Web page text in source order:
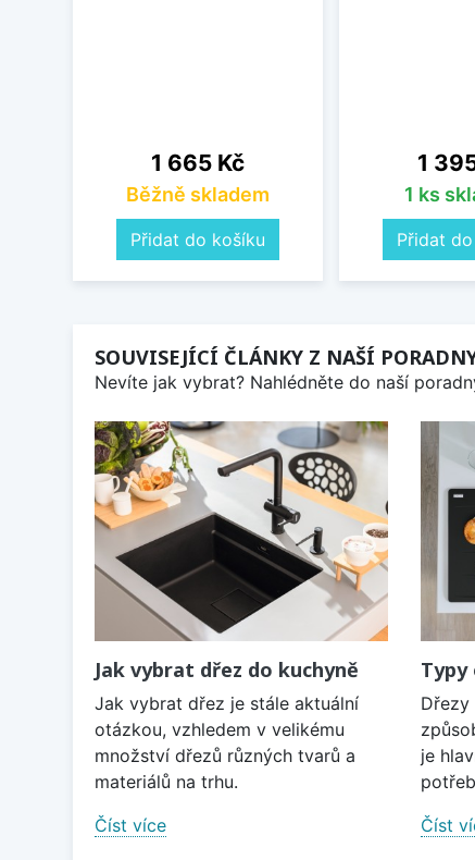
Cena
1 665 Kč
Běžně skladem
Přidat do košíku
Cena
1
1 ks
Přidat
SOUVISEJÍCÍ ČLÁNKY Z NAŠÍ
Nevíte jak vybrat? Nahlédněte do naší
Jak vybrat dřez do kuchyně
Jak vybrat dřez je stále aktuální
otázkou, vzhledem v velikému
množství dřezů různých tvarů a
materiálů na trhu.
Číst více
Typy
Dřezy
je
Číst